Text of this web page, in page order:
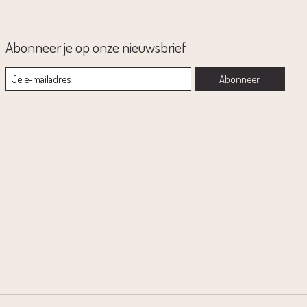
Abonneer je op onze nieuwsbrief
Abonneer